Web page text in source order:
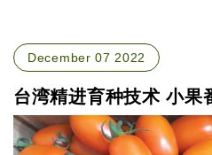
December 07 2022
台湾精进育种技术 小果